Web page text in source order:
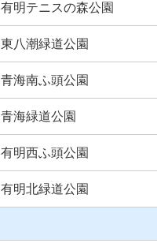
有明テニスの森公園
東八潮緑道公園
青海南ふ頭公園
青海緑道公園
有明西ふ頭公園
有明北緑道公園